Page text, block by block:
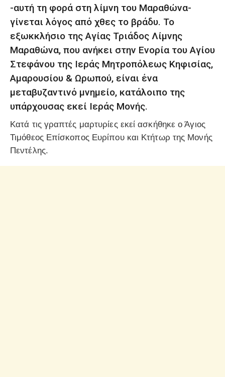
-αυτή τη φορά στη λίμνη του Μαραθώνα-
γίνεται λόγος από χθες το βράδυ. Το
εξωκκλήσιο της Αγίας Τριάδος Λίμνης
Μαραθώνα, που ανήκει στην Ενορία του Αγίου
Στεφάνου της Ιεράς Μητροπόλεως Κηφισίας,
Αμαρουσίου & Ωρωπού, είναι ένα
μεταβυζαντινό μνημείο, κατάλοιπο της
υπάρχουσας εκεί Ιεράς Μονής.
Κατά τις γραπτές μαρτυρίες εκεί ασκήθηκε ο Άγιος
Τιμόθεος Επίσκοπος Ευρίπου και Κτήτωρ της Μονής
Πεντέλης.